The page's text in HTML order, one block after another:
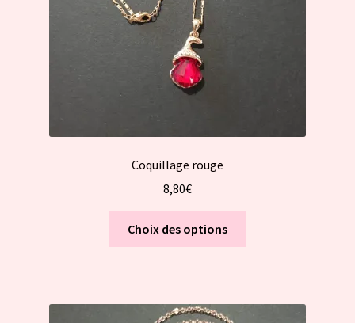
Coquillage rouge
8,80€
Choix des options